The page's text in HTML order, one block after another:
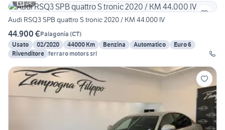
24
Audi RSQ3 SPB quattro S tronic 2020 / KM 44.000 IV
44.900 €Palagonia (CT)
Usato
02/2020 44000 Km Benzina Automatico
Euro 6
Rivenditore ferraro motors srl